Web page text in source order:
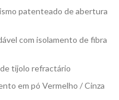
patenteado de abertura
com isolamento de fibra
tijolo refractário
em pó Vermelho / Cinza